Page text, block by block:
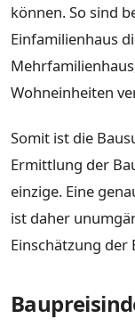
können. So sind
Einfamilienhaus
Wohneinheiten
Somit ist die
Ermittlung der
einzige. Eine
ist daher
Einschätzung der